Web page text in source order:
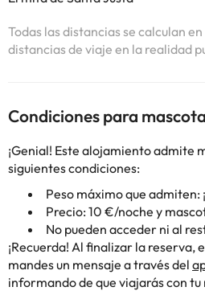
Todas las distancias se calculan
distancias de viaje en la realidad
Condiciones para
¡Genial! Este alojamiento admite
siguientes condiciones:
Peso máximo que admiten:
Precio: 10 €/noche y
No pueden acceder ni al
¡Recuerda! Al finalizar la reserva,
mandes un mensaje a través del
informando de que viajarás con